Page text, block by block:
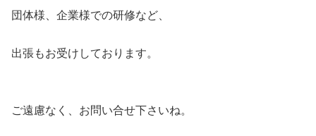
団体様、企業様での研修など、
出張もお受けしております。
ご遠慮なく、お問い合せ下さいね。